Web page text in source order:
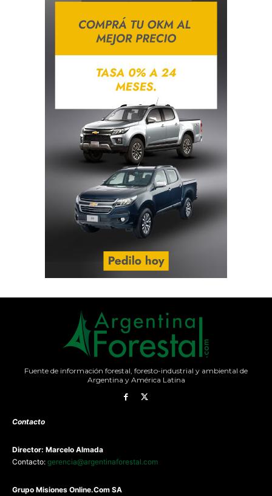
Fuente de información forestal, foresto-industrial y ambiental de
Argentina y América Latina
Contacto
Director: Marcelo Almada
Contacto: gerencia@argentinaforestal.com
Grupo Misiones Online.Com SA